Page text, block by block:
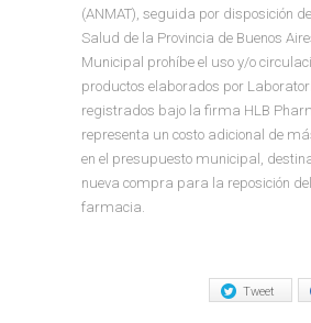
(ANMAT), seguida por disposición
Salud de la Provincia de Buenos
Municipal prohíbe el uso y/o
productos elaborados por
registrados bajo la firma HLB
representa un costo adicional de
en el presupuesto municipal,
nueva compra para la reposición
farmacia.
Tweet